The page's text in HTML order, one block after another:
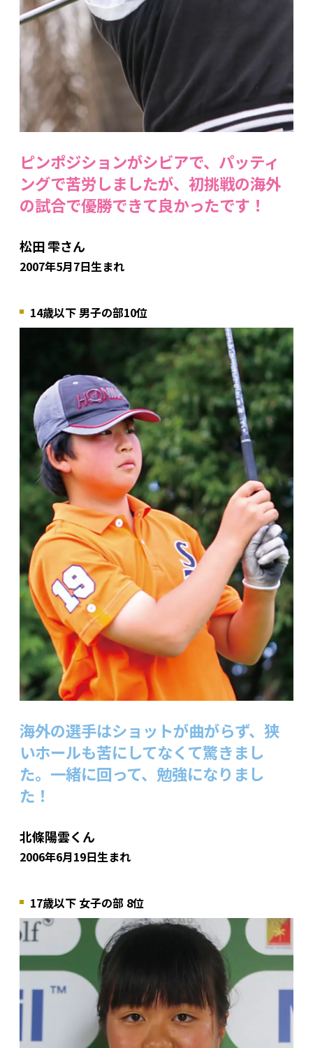
ピンポジションがシビアで、パッティ
ングで苦労しましたが、初挑戦の海外
の試合で優勝できて良かったです！
松田 雫さん
2007年5月7日生まれ
14歳以下 男子の部10位
海外の選手はショットが曲がらず、狭
いホールも苦にしてなくて驚きまし
た。一緒に回って、勉強になりまし
た！
北條陽雲くん
2006年6月19日生まれ
17歳以下 女子の部 8位